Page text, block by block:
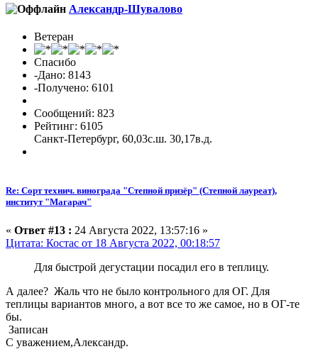
Александр-Шувалово
Ветеран
Спасибо
-Дано: 8143
-Получено: 6101
Сообщений: 823
Рейтинг: 6105
Санкт-Петербург, 60,03с.ш. 30,17в.д.
Re: Сорт технич. винограда "Степной призёр" (Степной лауреат),
институт "Магарач"
« Ответ #13 : 24 Августа 2022, 13:57:16 »
Цитата: Костас от 18 Августа 2022, 00:18:57
Для быстрой дегустации посадил его в теплицу.
А далее? Жаль что не было контрольного для ОГ. Для
теплицы вариантов много, а вот все то же самое, но в ОГ-те
бы.
Записан
С уважением,Александр.